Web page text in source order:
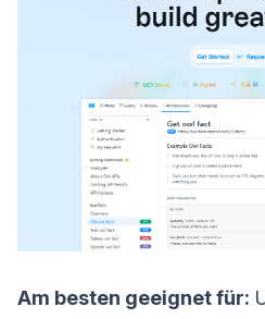
Am besten geeignet für: